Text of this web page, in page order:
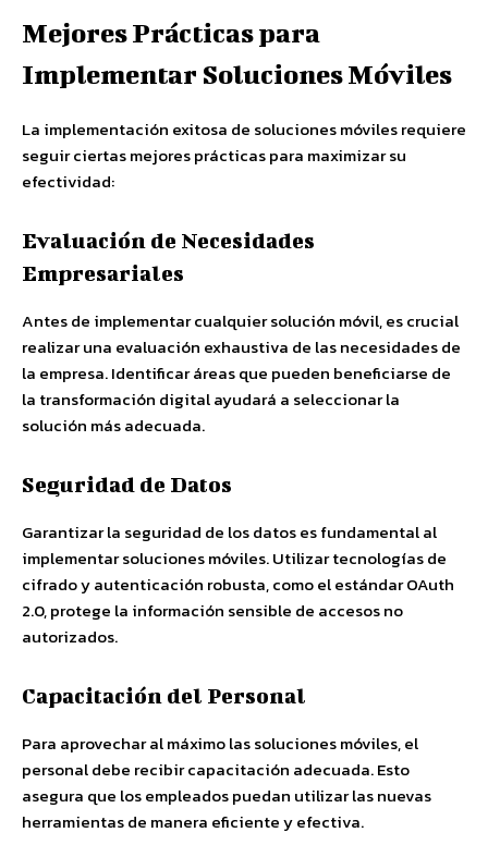
Mejores Prácticas para
Implementar Soluciones Móviles
La implementación exitosa de soluciones móviles requiere
seguir ciertas mejores prácticas para maximizar su
efectividad:
Evaluación de Necesidades
Empresariales
Antes de implementar cualquier solución móvil, es crucial
realizar una evaluación exhaustiva de las necesidades de
la empresa. Identificar áreas que pueden beneficiarse de
la transformación digital ayudará a seleccionar la
solución más adecuada.
Seguridad de Datos
Garantizar la seguridad de los datos es fundamental al
implementar soluciones móviles. Utilizar tecnologías de
cifrado y autenticación robusta, como el estándar OAuth
2.0, protege la información sensible de accesos no
autorizados.
Capacitación del Personal
Para aprovechar al máximo las soluciones móviles, el
personal debe recibir capacitación adecuada. Esto
asegura que los empleados puedan utilizar las nuevas
herramientas de manera eficiente y efectiva.